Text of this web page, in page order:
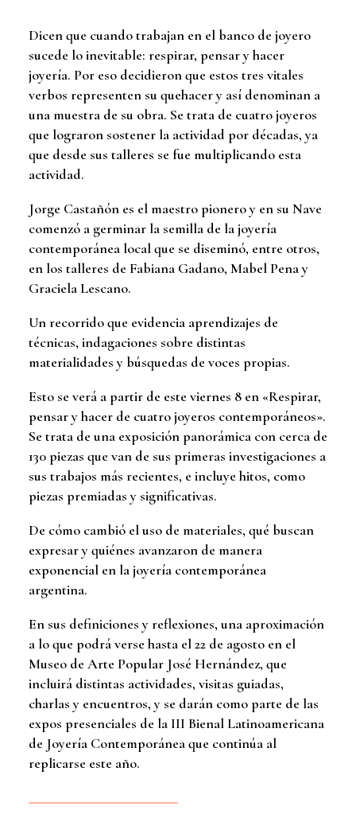
Dicen que cuando trabajan en el banco de joyero
sucede lo inevitable: respirar, pensar y hacer
joyería. Por eso decidieron que estos tres vitales
verbos representen su quehacer y así denominan a
una muestra de su obra. Se trata de cuatro joyeros
que lograron sostener la actividad por décadas, ya
que desde sus talleres se fue multiplicando esta
actividad.
Jorge Castañón es el maestro pionero y en su Nave
comenzó a germinar la semilla de la joyería
contemporánea local que se diseminó, entre otros,
en los talleres de Fabiana Gadano, Mabel Pena y
Graciela Lescano.
Un recorrido que evidencia aprendizajes de
técnicas, indagaciones sobre distintas
materialidades y búsquedas de voces propias.
Esto se verá a partir de este viernes 8 en «Respirar,
pensar y hacer de cuatro joyeros contemporáneos».
Se trata de una exposición panorámica con cerca de
130 piezas que van de sus primeras investigaciones a
sus trabajos más recientes, e incluye hitos, como
piezas premiadas y significativas.
De cómo cambió el uso de materiales, qué buscan
expresar y quiénes avanzaron de manera
exponencial en la joyería contemporánea
argentina.
En sus definiciones y reflexiones, una aproximación
a lo que podrá verse hasta el 22 de agosto en el
Museo de Arte Popular José Hernández, que
incluirá distintas actividades, visitas guiadas,
charlas y encuentros, y se darán como parte de las
expos presenciales de la III Bienal Latinoamericana
de Joyería Contemporánea que continúa al
replicarse este año.